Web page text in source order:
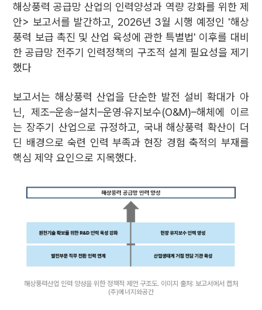
해상풍력 공급망 산업의 인력양성과 역량 강화를 위한 제
안> 보고서를 발간하고, 2026년 3월 시행 예정인 '해상
풍력 보급 촉진 및 산업 육성에 관한 특별법' 이후를 대비
한 공급망 전주기 인력정책의 구조적 설계 필요성을 제기
했다
보고서는 해상풍력 산업을 단순한 발전 설비 확대가 아
닌, 제조–운송–설치–운영·유지보수(O&M)–해체에 이르
는 장주기 산업으로 규정하고, 국내 해상풍력 확산이 더
딘 배경으로 숙련 인력 부족과 현장 경험 축적의 부재를
핵심 제약 요인으로 지목했다.
해상풍력산업 인력 양성을 위한 정책적 제언 구조도. 이미지 출처: 보고서에서 캡처
(주)에너지와공간